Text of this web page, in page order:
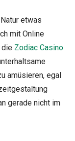
etwas
mit Online
die Zodiac Casino
amüsieren, egal
gerade nicht im